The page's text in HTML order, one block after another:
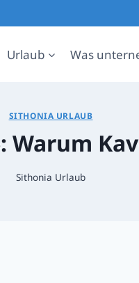
Urlaub Was
SITHONIA URLAUB
Warum
Sithonia Urlaub